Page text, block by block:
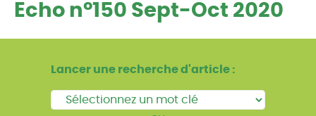
Echo n°150 Sept-Oct 2020
Lancer une recherche d'article :